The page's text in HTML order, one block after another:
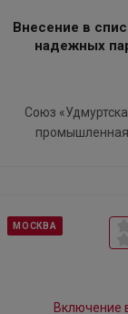
Внесение в
надежных
Союз
промышленная
МОСКВА